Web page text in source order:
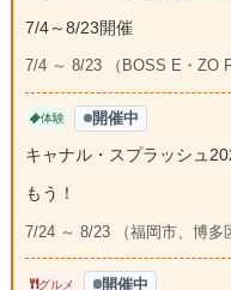
7/4～8/23開催
7/4 ～ 8/23 （BOSS E・ZO
体験 開催中
キャナル・スプラッシュ
もう！
7/24 ～ 8/23 （福岡市、博多
グルメ 開催中